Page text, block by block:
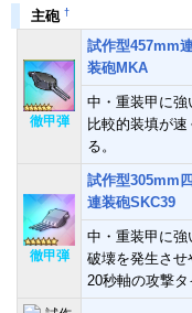
主砲 †
徹甲弾
試作型457mm
装砲MKA
中・重装甲に強
比較的装填が
る。
徹甲弾
試作型305mm四
連装砲SKC39
中・重装甲に強
破壊を発生させ
20秒軸の攻撃タ